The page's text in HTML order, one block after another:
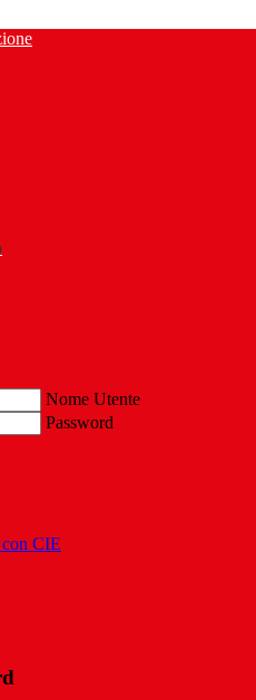
Nome Utente
Password
CIE